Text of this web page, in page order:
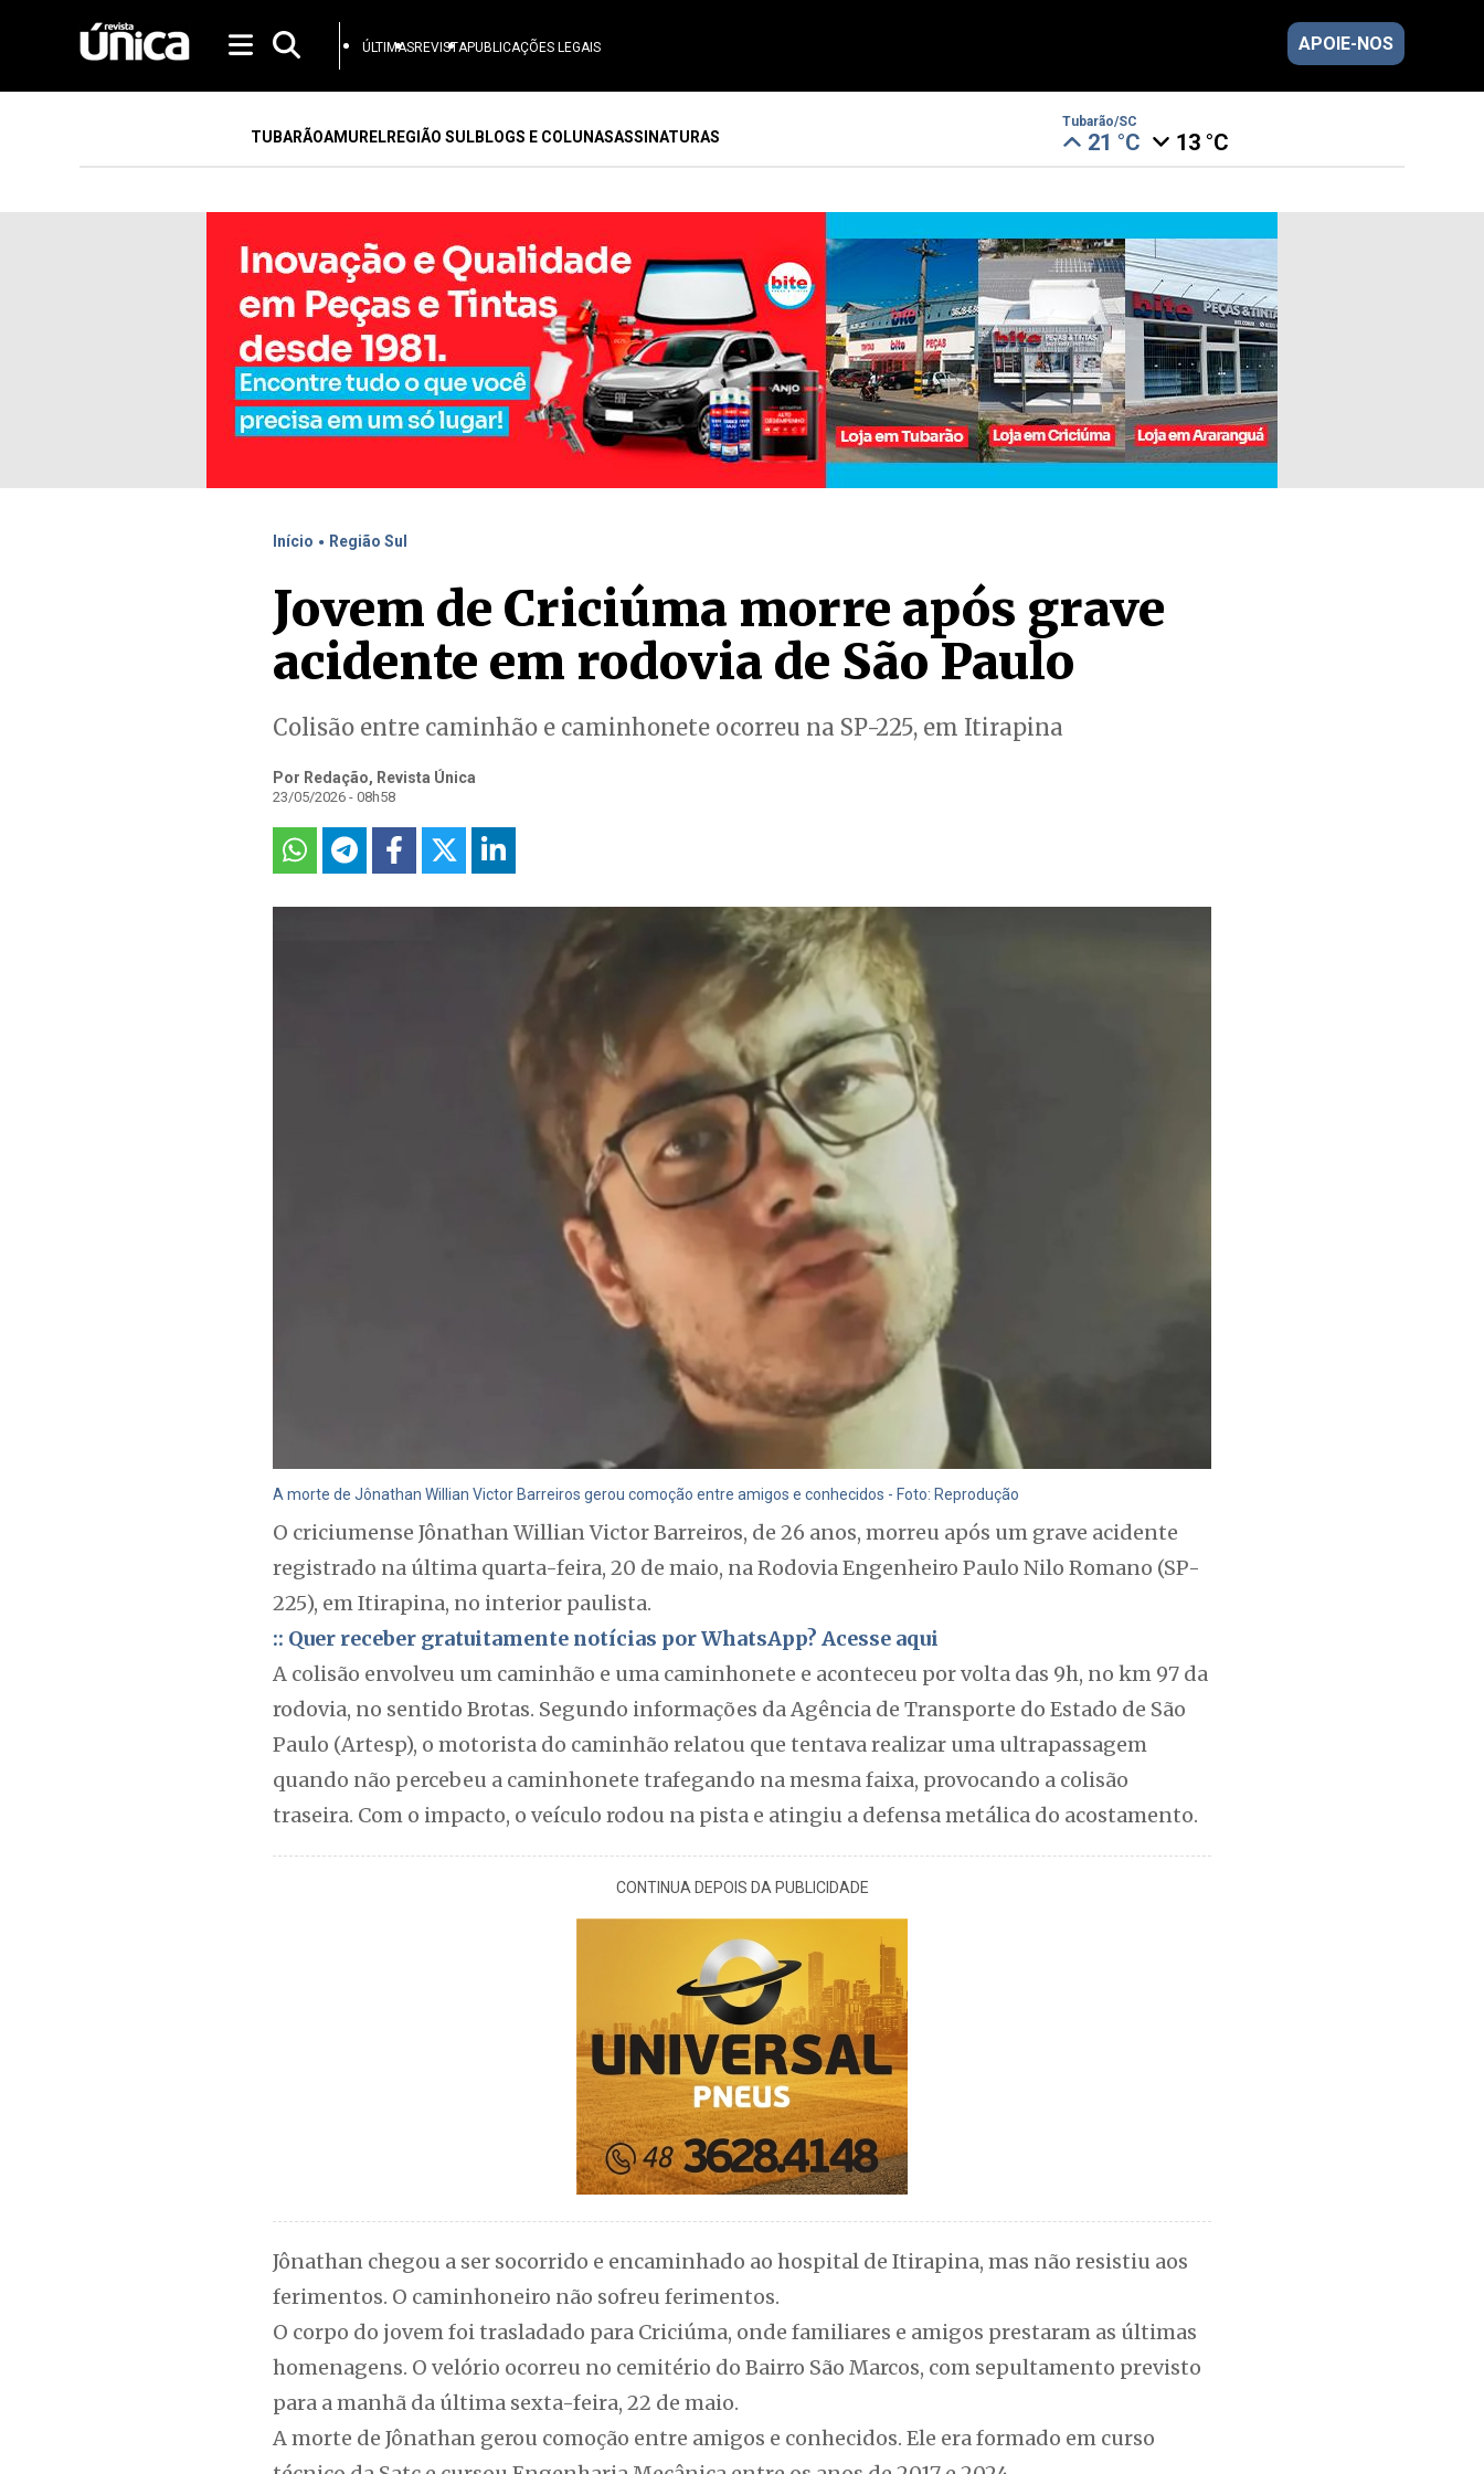
ÚLTIMASREVISTAPUBLICAÇÕES LEGAIS APOIE-NOS
TUBARÃOAMURELREGIÃO SULBLOGS E COLUNASASSINATURAS
Tubarão/SC
21 °C 13 °C
Início . Região Sul
Jovem de Criciúma morre após grave
acidente em rodovia de São Paulo
Colisão entre caminhão e caminhonete ocorreu na SP-225, em Itirapina
Por Redação, Revista Única
23/05/2026 - 08h58
A morte de Jônathan Willian Victor Barreiros gerou comoção entre amigos e conhecidos - Foto: Reprodução
O criciumense Jônathan Willian Victor Barreiros, de 26 anos, morreu após um grave acidente
registrado na última quarta-feira, 20 de maio, na Rodovia Engenheiro Paulo Nilo Romano (SP-
225), em Itirapina, no interior paulista.
:: Quer receber gratuitamente notícias por WhatsApp? Acesse aqui
A colisão envolveu um caminhão e uma caminhonete e aconteceu por volta das 9h, no km 97 da
rodovia, no sentido Brotas. Segundo informações da Agência de Transporte do Estado de São
Paulo (Artesp), o motorista do caminhão relatou que tentava realizar uma ultrapassagem
quando não percebeu a caminhonete trafegando na mesma faixa, provocando a colisão
traseira. Com o impacto, o veículo rodou na pista e atingiu a defensa metálica do acostamento.
CONTINUA DEPOIS DA PUBLICIDADE
Jônathan chegou a ser socorrido e encaminhado ao hospital de Itirapina, mas não resistiu aos
ferimentos. O caminhoneiro não sofreu ferimentos.
O corpo do jovem foi trasladado para Criciúma, onde familiares e amigos prestaram as últimas
homenagens. O velório ocorreu no cemitério do Bairro São Marcos, com sepultamento previsto
para a manhã da última sexta-feira, 22 de maio.
A morte de Jônathan gerou comoção entre amigos e conhecidos. Ele era formado em curso